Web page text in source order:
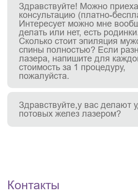
Здравствуйте! Можно
консультацию (платно-
Интересует можно мне
делать или нет, есть
Сколько стоит эпиляция
спины полностью? Если
лазера, напишите для
стоимость за 1 процедуру,
пожалуйста.
Здравствуйте,у вас делают
потовых желез лазером?
Контакты